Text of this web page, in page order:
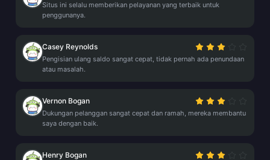
Situs ini selalu memberikan pelayanan yang terbaik untuk
penggunanya.
Casey Reynolds
Pengisian ulang saldo sangat cepat, tidak pernah ada penundaan
atau masalah.
Vernon Bogan
Dukungan pelanggan sangat cepat dan ramah, mereka membantu
saya dengan baik.
Henry Bogan